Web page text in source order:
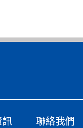
聯絡我們